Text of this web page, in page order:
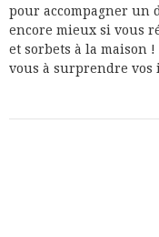
pour accompagner un
encore mieux si vous
et sorbets à la maison
vous à surprendre vos